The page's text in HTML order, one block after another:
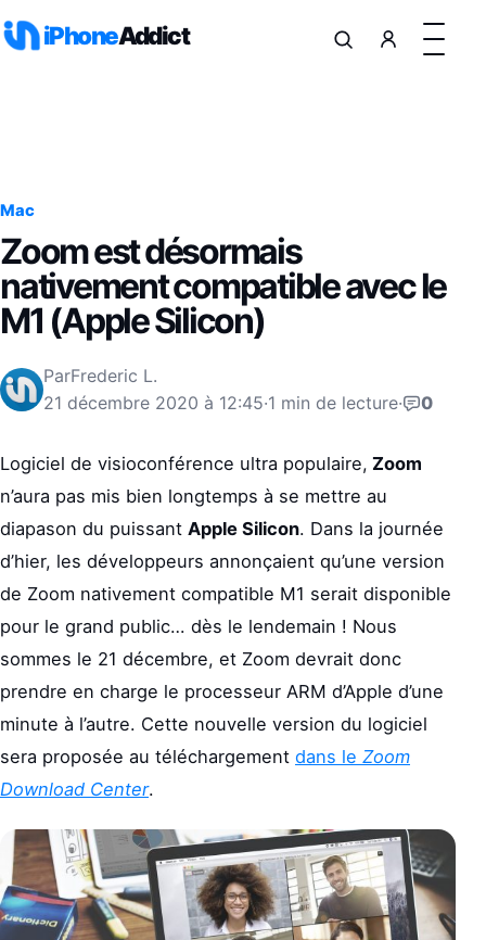
iPhoneAddict
Mac
Zoom est désormais
nativement compatible avec le
M1 (Apple Silicon)
ParFrederic L.
21 décembre 2020 à 12:45·1 min de lecture· 0
Logiciel de visioconférence ultra populaire, Zoom
n’aura pas mis bien longtemps à se mettre au
diapason du puissant Apple Silicon. Dans la journée
d’hier, les développeurs annonçaient qu’une version
de Zoom nativement compatible M1 serait disponible
pour le grand public… dès le lendemain ! Nous
sommes le 21 décembre, et Zoom devrait donc
prendre en charge le processeur ARM d’Apple d’une
minute à l’autre. Cette nouvelle version du logiciel
sera proposée au téléchargement dans le Zoom
Download Center.